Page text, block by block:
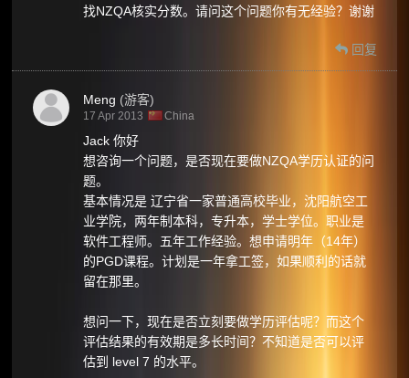
找NZQA核实分数。请问这个问题你有无经验？谢谢
回复
Meng (游客)
17 Apr 2013 China
Jack 你好
想咨询一个问题，是否现在要做NZQA学历认证的问
题。
基本情况是 辽宁省一家普通高校毕业，沈阳航空工
业学院，两年制本科，专升本，学士学位。职业是
软件工程师。五年工作经验。想申请明年（14年）
的PGD课程。计划是一年拿工签，如果顺利的话就
留在那里。
想问一下，现在是否立刻要做学历评估呢？而这个
评估结果的有效期是多长时间？不知道是否可以评
估到 level 7 的水平。